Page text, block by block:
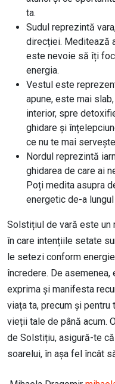
ta.
Sudul reprezintă
direcției. Meditează
este nevoie să îți
energia.
Vestul este
apune, este mai
interior, spre
ghidare și
ce nu te mai
Nordul reprezintă
ghidarea de care ai
Poți medita asupra
energetic de-a
Solstițiul de vară este un
în care intențiile setate
le setezi conform
încredere. De
exprima și manifesta
viața ta, precum și
vieții tale de până acum.
de Solstițiu, asigură-te
soarelui, în așa fel încât